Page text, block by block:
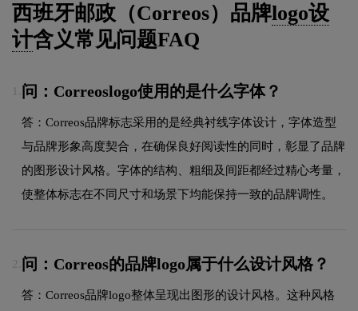
西班牙邮政（Correos）品牌logo设
计含义常见问题FAQ
问：Correoslogo使用的是什么字体？
答：Correos品牌标志采用的是经典衬线字体设计，字体造型
与品牌形象高度契合，在确保良好阅读性的同时，彰显了品牌
的图形设计风格。字体的结构、粗细及间距都经过精心考量，
使整体标志在不同尺寸和场景下均能保持一致的品牌调性。
2. 问：Correos的品牌logo属于什么设计风格？
答：Correos品牌logo整体呈现出图形的设计风格。这种风格